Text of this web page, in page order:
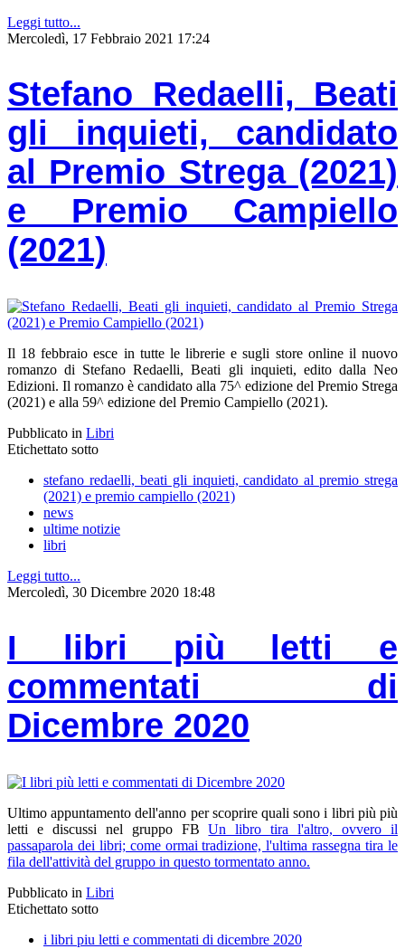
Leggi tutto...
Mercoledì, 17 Febbraio 2021 17:24
Stefano Redaelli, Beati
gli inquieti, candidato
al Premio Strega (2021)
e Premio Campiello
(2021)
Il 18 febbraio esce in tutte le librerie e sugli store online il nuovo
romanzo di Stefano Redaelli, Beati gli inquieti, edito dalla Neo
Edizioni. Il romanzo è candidato alla 75^ edizione del Premio Strega
(2021) e alla 59^ edizione del Premio Campiello (2021).
Pubblicato in Libri
Etichettato sotto
stefano redaelli, beati gli inquieti, candidato al premio strega
(2021) e premio campiello (2021)
news
ultime notizie
libri
Leggi tutto...
Mercoledì, 30 Dicembre 2020 18:48
I libri più letti e
commentati di
Dicembre 2020
Ultimo appuntamento dell'anno per scoprire quali sono i libri più più
letti e discussi nel gruppo FBUn libro tira l'altro, ovvero il
passaparola dei libri; come ormai tradizione, l'ultima rassegna tira le
fila dell'attività del gruppo in questo tormentato anno.
Pubblicato in Libri
Etichettato sotto
i libri piu letti e commentati di dicembre 2020